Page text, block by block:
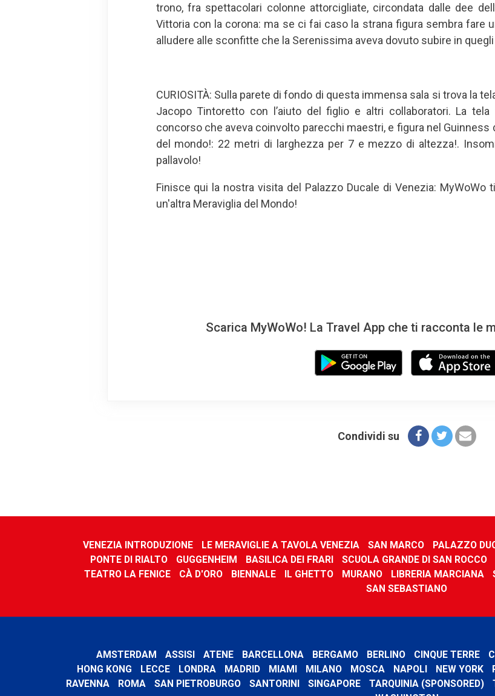
trono, fra spettacolari colonne attorcigliate, circondata dalle dee
Vittoria con la corona: ma se ci fai caso la strana figura sembra fare
alludere alle sconfitte che la Serenissima aveva dovuto subire in
CURIOSITÀ: Sulla parete di fondo di questa immensa sala si trova la
Jacopo Tintoretto con l’aiuto del figlio e altri collaboratori. La
concorso che aveva coinvolto parecchi maestri, e figura nel Guinness
del mondo!: 22 metri di larghezza per 7 e mezzo di altezza!.
pallavolo!
Finisce qui la nostra visita del Palazzo Ducale di Venezia: MyWoWo
un'altra Meraviglia del Mondo!
Scarica MyWoWo! La Travel App che ti racconta le
Condividi su
VENEZIA INTRODUZIONE LE MERAVIGLIE A TAVOLA VENEZIA SAN MARCO PALAZZO
PONTE DI RIALTO
GUGGENHEIM BASILICA DEI FRARI SCUOLA GRANDE DI SAN ROCCO
TEATRO LA FENICE
CÀ D'ORO BIENNALE IL GHETTO MURANO LIBRERIA MARCIANA
SAN SEBASTIANO
AMSTERDAM ASSISI ATENE BARCELLONA BERGAMO BERLINO CINQUE TERRE
HONG KONG
LECCE LONDRA MADRID MIAMI MILANO MOSCA NAPOLI NEW YORK
RAVENNA
ROMA SAN PIETROBURGO SANTORINI SINGAPORE TARQUINIA (SPONSORED)